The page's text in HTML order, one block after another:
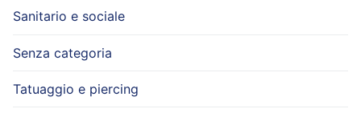
Sanitario e sociale
Senza categoria
Tatuaggio e piercing